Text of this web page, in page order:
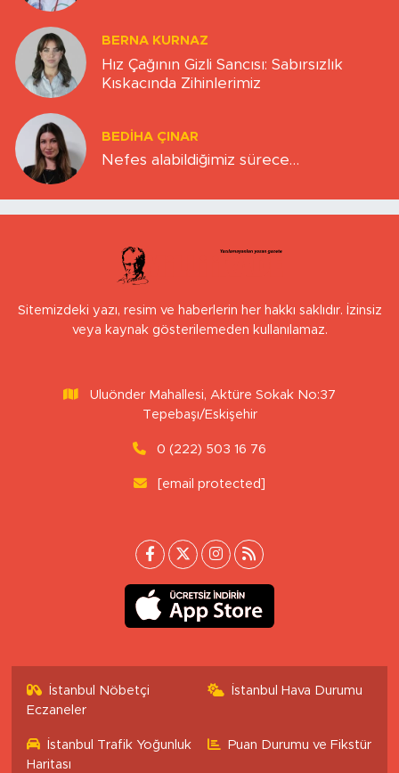
BERNA KURNAZ
Hız Çağının Gizli Sancısı: Sabırsızlık
Kıskacında Zihinlerimiz
BEDIHA ÇINAR
Nefes alabildiğimiz sürece…
Sitemizdeki yazı, resim ve haberlerin her hakkı saklıdır. İzinsiz
veya kaynak gösterilemeden kullanılamaz.
Uluönder Mahallesi, Aktüre Sokak No:37
Tepebaşı/Eskişehir
0 (222) 503 16 76
[email protected]
İstanbul Nöbetçi
Eczaneler
İstanbul Hava Durumu
İstanbul Trafik Yoğunluk
Haritası
Puan Durumu ve Fikstür